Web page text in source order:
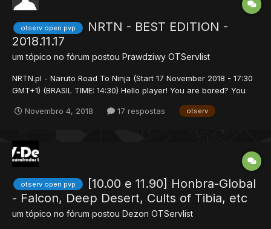
otserv open pvp
NRTN - BEST EDITION -
2018.11.17
um tópico no fórum postou Prawdziwy OTServlist
NRTN.pl - Naruto Road To Ninja (Start 17 November 2018 - 17:30
GMT+1) (BRASIL TIME: 14:30) Hello player! You are bored? You
dynamic game? Create account, download a client and get into
Novembro 4, 2018 17 respostas otserv
otserv open pvp
[10.00 e 11.90] Honbra-Global
- Falcon, Deep Desert, Cults of Tibia, etc
um tópico no fórum postou Dezon OTServlist